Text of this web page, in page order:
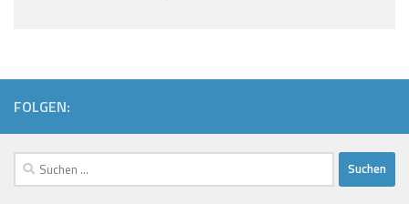
FOLGEN:
Suchen
nach: